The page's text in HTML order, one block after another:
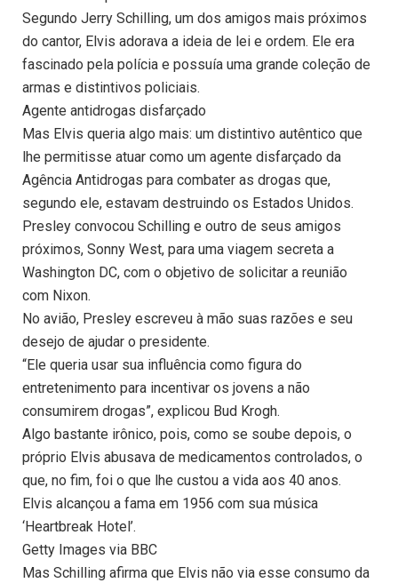
Segundo Jerry Schilling, um dos amigos mais próximos
do cantor, Elvis adorava a ideia de lei e ordem. Ele era
fascinado pela polícia e possuía uma grande coleção de
armas e distintivos policiais.
Agente antidrogas disfarçado
Mas Elvis queria algo mais: um distintivo autêntico que
lhe permitisse atuar como um agente disfarçado da
Agência Antidrogas para combater as drogas que,
segundo ele, estavam destruindo os Estados Unidos.
Presley convocou Schilling e outro de seus amigos
próximos, Sonny West, para uma viagem secreta a
Washington DC, com o objetivo de solicitar a reunião
com Nixon.
No avião, Presley escreveu à mão suas razões e seu
desejo de ajudar o presidente.
“Ele queria usar sua influência como figura do
entretenimento para incentivar os jovens a não
consumirem drogas”, explicou Bud Krogh.
Algo bastante irônico, pois, como se soube depois, o
próprio Elvis abusava de medicamentos controlados, o
que, no fim, foi o que lhe custou a vida aos 40 anos.
Elvis alcançou a fama em 1956 com sua música
‘Heartbreak Hotel’.
Getty Images via BBC
Mas Schilling afirma que Elvis não via esse consumo da